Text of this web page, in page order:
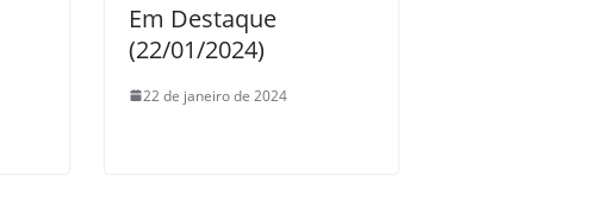
Em Destaque
(22/01/2024)
22 de janeiro de 2024